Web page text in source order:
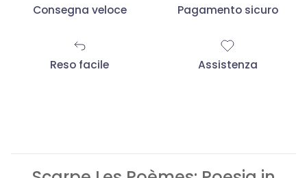
Consegna veloce Pagamento sicuro
Reso facile Assistenza